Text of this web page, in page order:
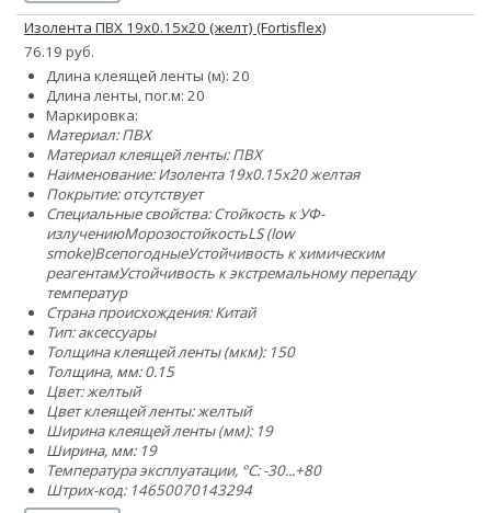
Изолента ПВХ 19х0.15х20 (желт) (Fortisflex)
76.19 руб.
Длина клеящей ленты (м): 20
Длина ленты, пог.м: 20
Маркировка:
Материал: ПВХ
Материал клеящей ленты: ПВХ
Наименование: Изолента 19х0.15х20 желтая
Покрытие: отсутствует
Специальные свойства:Стойкость к УФ-
излучениюМорозостойкостьLS (low
smoke)ВсепогодныеУстойчивость к химическим
реагентамУстойчивость к экстремальному перепаду
температур
Страна происхождения: Китай
Тип: аксессуары
Толщина клеящей ленты (мкм): 150
Толщина, мм: 0.15
Цвет: желтый
Цвет клеящей ленты: желтый
Ширина клеящей ленты (мм): 19
Ширина, мм: 19
Температура эксплуатации, °C: -30...+80
Штрих-код: 14650070143294